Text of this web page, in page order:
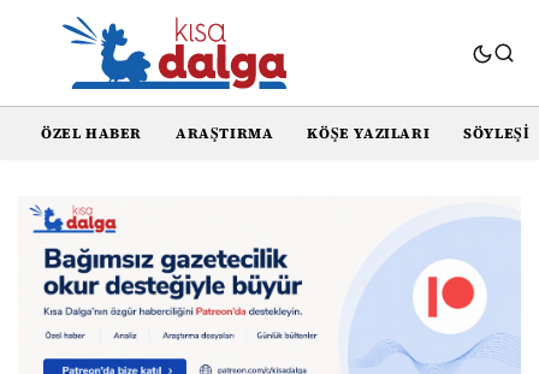
ÖZEL HABER ARAŞTIRMA KÖŞE YAZILARI SÖYLEŞI